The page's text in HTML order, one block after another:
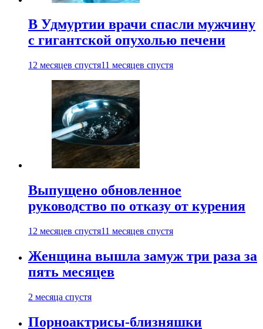
В Удмуртии врачи спасли мужчину
с гигантской опухолью печени
12 месяцев спустя11 месяцев спустя
Выпущено обновленное
руководство по отказу от курения
12 месяцев спустя11 месяцев спустя
Женщина вышла замуж три раза за
пять месяцев
2 месяца спустя
Порноактрисы-близняшки